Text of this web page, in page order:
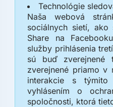
Technológie
Naša webová
sociálnych sietí,
Share na
služby prihlásenia
sú buď zverejnené
zverejnené priamo v
interakcie s
vyhlásením o
spoločnosti, ktorá